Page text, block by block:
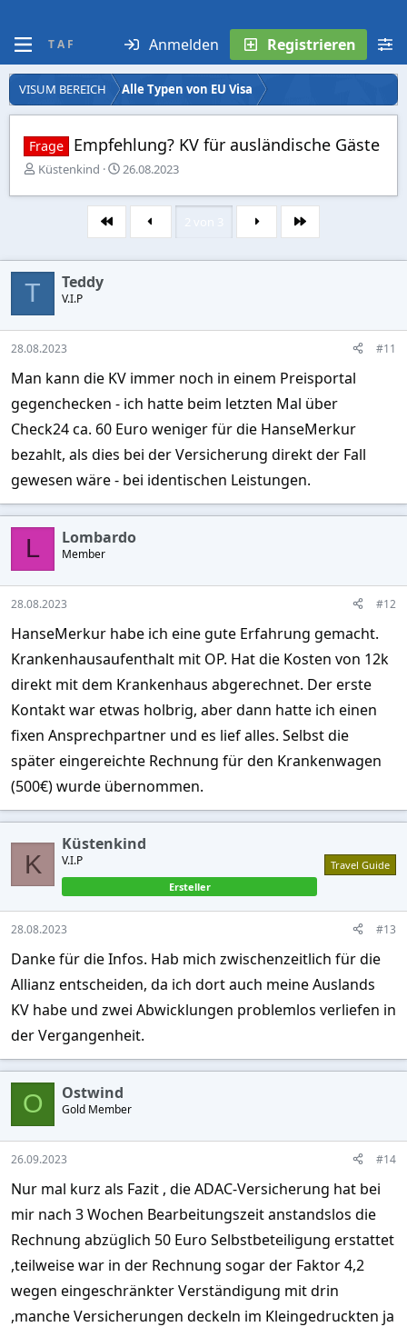
T A F Anmelden Registrieren
VISUM BEREICH Alle Typen von EU Visa
Frage Empfehlung? KV für ausländische Gäste
E
s
l
e
Küstenkind
E
s
e
l
26.08.2023
Erste Letzte
T Teddy
V.I.P
28.08.2023 #11
Man kann die KV immer noch in einem Preisportal
gegenchecken - ich hatte beim letzten Mal über
Check24 ca. 60 Euro weniger für die HanseMerkur
bezahlt, als dies bei der Versicherung direkt der Fall
gewesen wäre - bei identischen Leistungen.
L Lombardo
Member
28.08.2023 #12
HanseMerkur habe ich eine gute Erfahrung gemacht.
Krankenhausaufenthalt mit OP. Hat die Kosten von 12k
direkt mit dem Krankenhaus abgerechnet. Der erste
Kontakt war etwas holbrig, aber dann hatte ich einen
fixen Ansprechpartner und es lief alles. Selbst die
später eingereichte Rechnung für den Krankenwagen
(500€) wurde übernommen.
K
Küstenkind
V.I.P
Ersteller
Travel Guide
28.08.2023 #13
Danke für die Infos. Hab mich zwischenzeitlich für die
Allianz entscheiden, da ich dort auch meine Auslands
KV habe und zwei Abwicklungen problemlos verliefen in
der Vergangenheit.
O Ostwind
Gold Member
26.09.2023 #14
Nur mal kurz als Fazit , die ADAC-Versicherung hat bei
mir nach 3 Wochen Bearbeitungszeit anstandslos die
Rechnung abzüglich 50 Euro Selbstbeteiligung erstattet
,teilweise war in der Rechnung sogar der Faktor 4,2
wegen eingeschränkter Verständigung mit drin
,manche Versicherungen deckeln im Kleingedruckten ja